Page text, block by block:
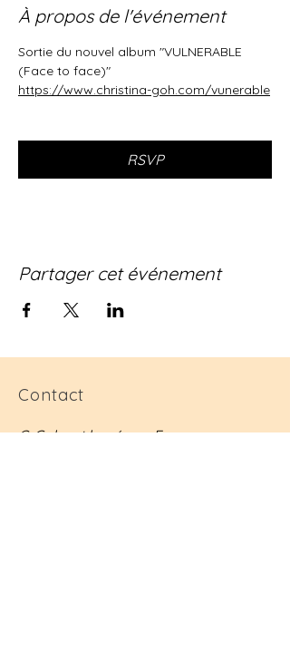
À propos de l'événement
Sortie du nouvel album "VULNERABLE
(Face to face)"
https://www.christina-goh.com/vunerable
RSVP
Partager cet événement
Contact
C. Goh est basée en France.